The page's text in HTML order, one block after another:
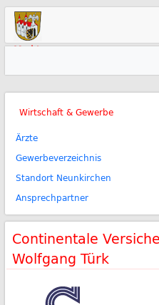
Markt
Wirtschaft & Gewerbe
Ärzte
Gewerbeverzeichnis
Standort Neunkirchen
Ansprechpartner
Continentale
Wolfgang Türk